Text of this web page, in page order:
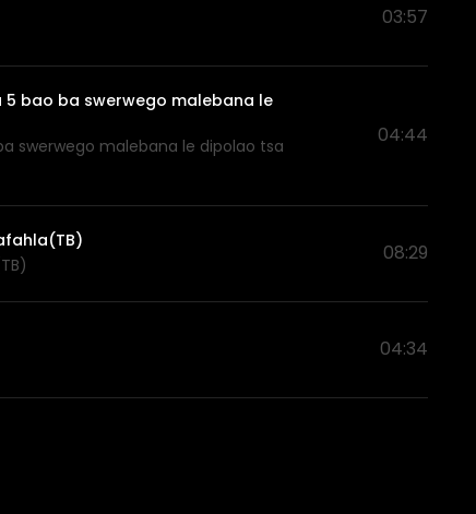
03:57
bao ba swerwego malebana le
swerwego malebana le dipolao tsa
04:44
08:29
04:34